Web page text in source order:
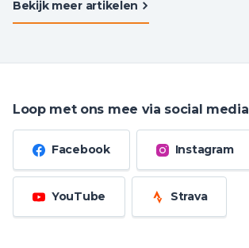
Bekijk meer artikelen
Loop met ons mee via social media
Facebook Instagram
YouTube Strava